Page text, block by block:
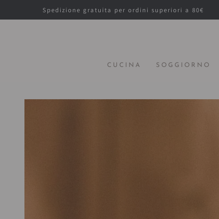
PASSA AL
CONTENUTOSpedizione gratuita per ordini superiori a 80€
CUCINA SOGGIORNO